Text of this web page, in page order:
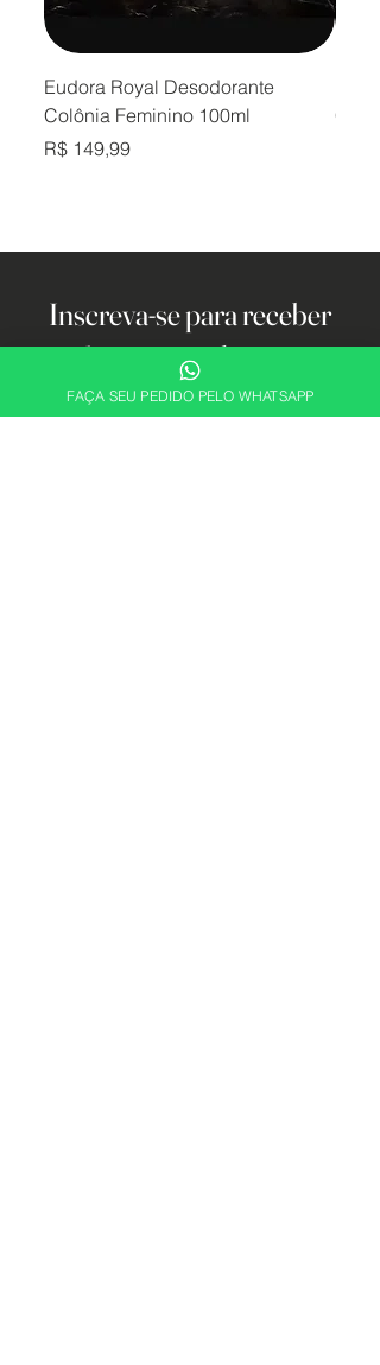
Eudora Royal Desodorante
Colônia Feminino 100ml
Preço
R$ 149,99
Inscreva-se para receber
ofertas e atualizações
exclusivas.
FAÇA SEU PEDIDO PELO WHATSAPP